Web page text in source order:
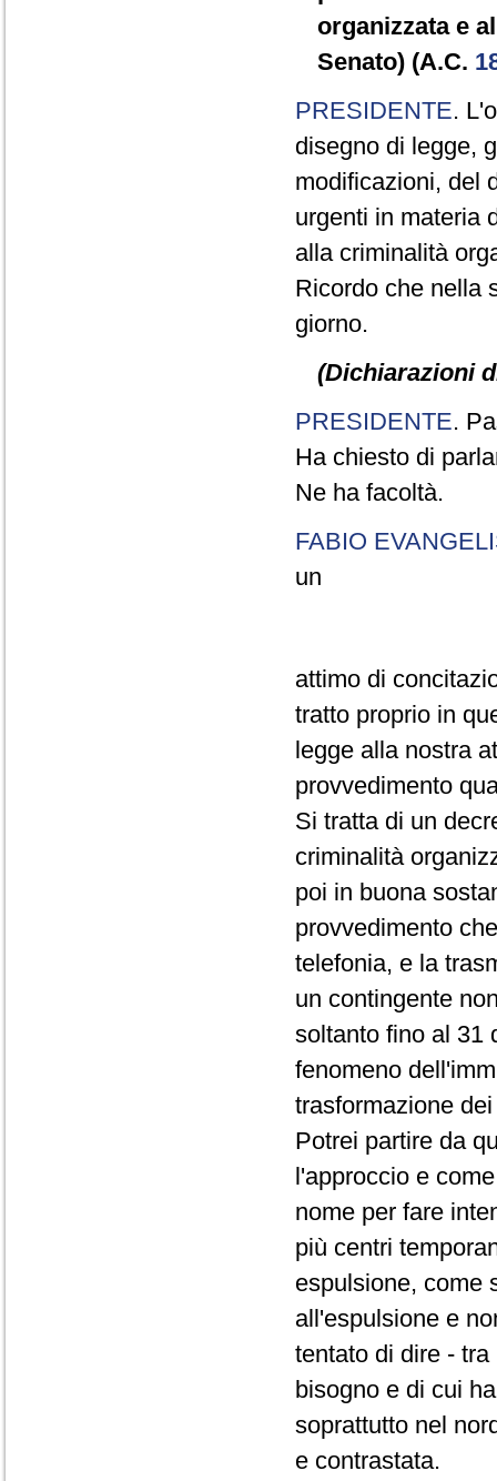
organizzata e
Senato) (A.C.
PRESIDENTE.
disegno di legge,
modificazioni, del
urgenti in materia
alla criminalità
Ricordo che nella
giorno.
(Dichiarazioni
PRESIDENTE.
Ha chiesto di
Ne ha facoltà.
FABIO
un
attimo di
tratto proprio in
legge alla nostra
provvedimento
Si tratta di un
criminalità
poi in buona
provvedimento
telefonia, e la
un contingente
soltanto fino al 31
fenomeno
trasformazione
Potrei partire da
l'approccio e
nome per fare
più centri
espulsione, come
all'espulsione e
tentato di dire -
bisogno e di cui
soprattutto nel
e contrastata.